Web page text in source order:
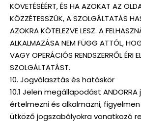
KÖVETÉSÉÉRT, ÉS HA AZOKAT AZ
KÖZZÉTESSZÜK, A SZOLGÁLTATÁS
AZOKRA KÖTELEZVE LESZ. A
ALKALMAZÁSA NEM FÜGG ATTÓL,
VAGY OPERÁCIÓS RENDSZERRŐL ÉRI
SZOLGÁLTATÁST.
10. Jogválasztás és hatáskör
10.1 Jelen megállapodást
értelmezni és alkalmazni,
ütköző jogszabályokra vonatkozó